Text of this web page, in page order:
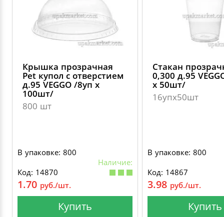
Крышка прозрачная
Pet купол с отверстием
д.95 VEGGO /8уп х
100шт/
800 шт
В упаковке: 800
Наличие:
Код: 14870
1.70 руб./шт.
Купить
Стакан
0,300 д.95
х 50шт/
16упх50шт
В упаковке: 800
Код: 14867
3.98 руб./шт.
Купить